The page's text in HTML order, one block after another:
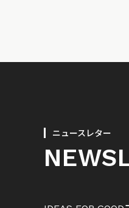
ニュースレター